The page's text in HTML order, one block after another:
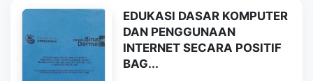
EDUKASI DASAR KOMPUTER
DAN PENGGUNAAN
INTERNET SECARA POSITIF
BAG...